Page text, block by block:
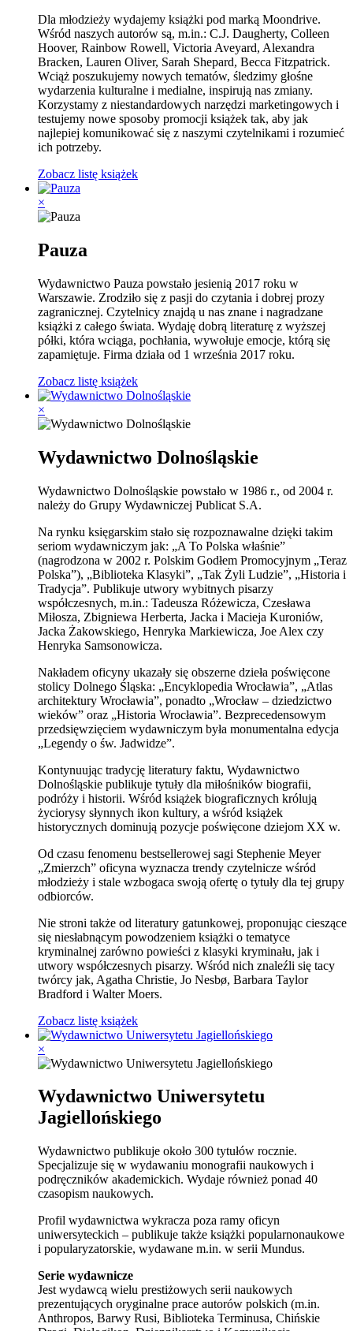
Dla młodzieży wydajemy książki pod marką Moondrive.
Wśród naszych autorów są, m.in.: C.J. Daugherty, Colleen
Hoover, Rainbow Rowell, Victoria Aveyard, Alexandra
Bracken, Lauren Oliver, Sarah Shepard, Becca Fitzpatrick.
Wciąż poszukujemy nowych tematów, śledzimy głośne
wydarzenia kulturalne i medialne, inspirują nas zmiany.
Korzystamy z niestandardowych narzędzi marketingowych i
testujemy nowe sposoby promocji książek tak, aby jak
najlepiej komunikować się z naszymi czytelnikami i rozumieć
ich potrzeby.
Zobacz listę książek
×
Pauza
Wydawnictwo Pauza powstało jesienią 2017 roku w
Warszawie. Zrodziło się z pasji do czytania i dobrej prozy
zagranicznej. Czytelnicy znajdą u nas znane i nagradzane
książki z całego świata. Wydaję dobrą literaturę z wyższej
półki, która wciąga, pochłania, wywołuje emocje, którą się
zapamiętuje. Firma działa od 1 września 2017 roku.
Zobacz listę książek
×
Wydawnictwo Dolnośląskie
Wydawnictwo Dolnośląskie powstało w 1986 r., od 2004 r.
należy do Grupy Wydawniczej Publicat S.A.
Na rynku księgarskim stało się rozpoznawalne dzięki takim
seriom wydawniczym jak: „A To Polska właśnie”
(nagrodzona w 2002 r. Polskim Godłem Promocyjnym „Teraz
Polska”), „Biblioteka Klasyki”, „Tak Żyli Ludzie”, „Historia i
Tradycja”. Publikuje utwory wybitnych pisarzy
współczesnych, m.in.: Tadeusza Różewicza, Czesława
Miłosza, Zbigniewa Herberta, Jacka i Macieja Kuroniów,
Jacka Żakowskiego, Henryka Markiewicza, Joe Alex czy
Henryka Samsonowicza.
Nakładem oficyny ukazały się obszerne dzieła poświęcone
stolicy Dolnego Śląska: „Encyklopedia Wrocławia”, „Atlas
architektury Wrocławia”, ponadto „Wrocław – dziedzictwo
wieków” oraz „Historia Wrocławia”. Bezprecedensowym
przedsięwzięciem wydawniczym była monumentalna edycja
„Legendy o św. Jadwidze”.
Kontynuując tradycję literatury faktu, Wydawnictwo
Dolnośląskie publikuje tytuły dla miłośników biografii,
podróży i historii. Wśród książek biograficznych królują
życiorysy słynnych ikon kultury, a wśród książek
historycznych dominują pozycje poświęcone dziejom XX w.
Od czasu fenomenu bestsellerowej sagi Stephenie Meyer
„Zmierzch” oficyna wyznacza trendy czytelnicze wśród
młodzieży i stale wzbogaca swoją ofertę o tytuły dla tej grupy
odbiorców.
Nie stroni także od literatury gatunkowej, proponując cieszące
się niesłabnącym powodzeniem książki o tematyce
kryminalnej zarówno powieści z klasyki kryminału, jak i
utwory współczesnych pisarzy. Wśród nich znaleźli się tacy
twórcy jak, Agatha Christie, Jo Nesbø, Barbara Taylor
Bradford i Walter Moers.
Zobacz listę książek
×
Wydawnictwo Uniwersytetu
Jagiellońskiego
Wydawnictwo publikuje około 300 tytułów rocznie.
Specjalizuje się w wydawaniu monografii naukowych i
podręczników akademickich. Wydaje również ponad 40
czasopism naukowych.
Profil wydawnictwa wykracza poza ramy oficyn
uniwersyteckich – publikuje także książki popularnonaukowe
i popularyzatorskie, wydawane m.in. w serii Mundus.
Serie wydawnicze
Jest wydawcą wielu prestiżowych serii naukowych
prezentujących oryginalne prace autorów polskich (m.in.
Anthropos, Barwy Rusi, Biblioteka Terminusa, Chińskie